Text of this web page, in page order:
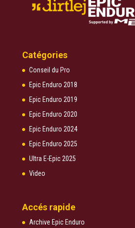
Catégories
Conseil du Pro
Epic Enduro 2018
Epic Enduro 2019
Epic Enduro 2020
Epic Enduro 2024
Epic Enduro 2025
Ultra E-Epic 2025
Video
Accés rapide
Archive Epic Enduro